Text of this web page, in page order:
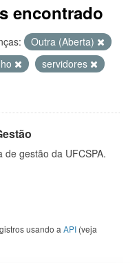
encontrado
Outra (Aberta)
servidores
gestão da UFCSPA.
usando a API (veja